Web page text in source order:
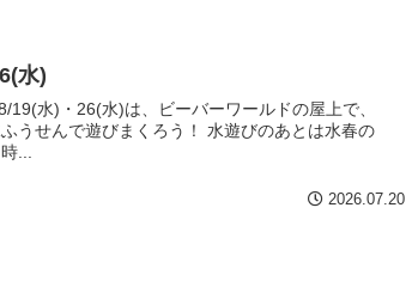
水)
水)・26(水)は、ビーバーワールドの屋上で、
うせんで遊びまくろう！ 水遊びのあとは水春の
...
2026.07.20